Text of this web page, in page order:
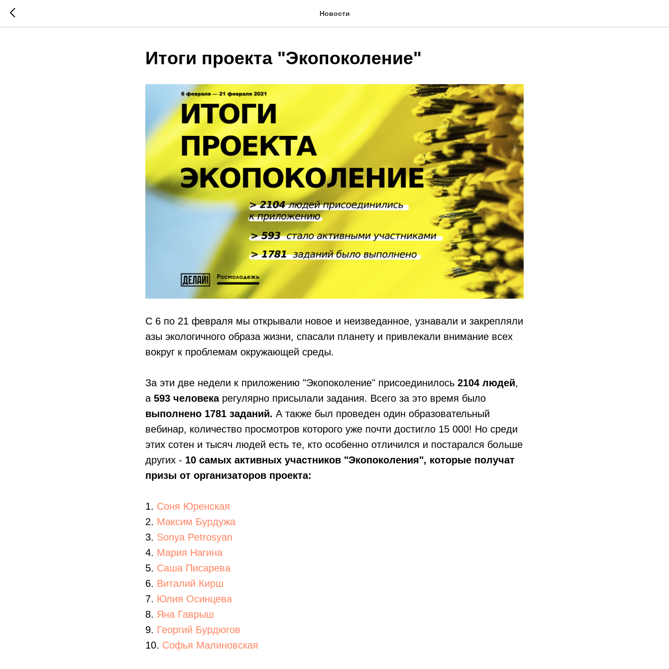
Новости
Итоги проекта "Экопоколение"
С 6 по 21 февраля мы открывали новое и неизведанное, узнавали и закрепляли
азы экологичного образа жизни, спасали планету и привлекали внимание всех
вокруг к проблемам окружающей среды.
За эти две недели к приложению "Экопоколение" присоединилось 2104 людей,
а 593 человекарегулярно присылали задания. Всего за это время было
выполнено 1781 заданий. А также был проведен один образовательный
вебинар, количество просмотров которого уже почти достигло 15 000! Но среди
этих сотен и тысяч людей есть те, кто особенно отличился и постарался больше
других - 10 самых активных участников "Экопоколения", которые получат
призы от организаторов проекта:
1. Соня Юренская
2. Максим Бурдужа
3. Sonya Petrosyan
4. Мария Нагина
5. Саша Писарева
6. Виталий Кирш
7. Юлия Осинцева
8. Яна Гаврыш
9. Георгий Бурдюгов
10. Софья Малиновская